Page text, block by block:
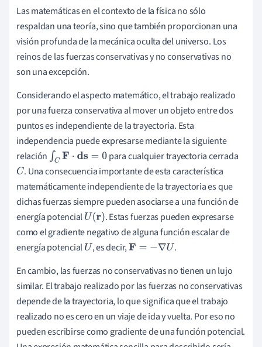
Las matemáticas en el contexto de la física no sólo
respaldan una teoría, sino que también proporcionan una
visión profunda de la mecánica oculta del universo. Los
reinos de las fuerzas conservativas y no conservativas no
son una excepción.
Considerando el aspecto matemático, el trabajo realizado
por una fuerza conservativa al mover un objeto entre dos
puntos es independiente de la trayectoria. Esta
independencia puede expresarse mediante la siguiente
relación ∫CF⋅ds=0
para cualquier trayectoria cerrada
C . Una consecuencia importante de esta característica
matemáticamente independiente de la trayectoria es que
dichas fuerzas siempre pueden asociarse a una función de
energía potencialU(r) . Estas fuerzas pueden expresarse
como el gradiente negativo de alguna función escalar de
energía potencialU, es decir,F= −∇ U
.
En cambio, las fuerzas no conservativas no tienen un lujo
similar. El trabajo realizado por las fuerzas no conservativas
depende de la trayectoria, lo que significa que el trabajo
realizado no es cero en un viaje de ida y vuelta. Por eso no
pueden escribirse como gradiente de una función potencial.